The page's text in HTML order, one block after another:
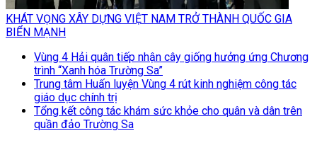
KHÁT VỌNG XÂY DỰNG VIỆT NAM TRỞ THÀNH QUỐC GIA
BIỂN MẠNH
Vùng 4 Hải quân tiếp nhận cây giống hưởng ứng Chương
trình “Xanh hóa Trường Sa”
Trung tâm Huấn luyện Vùng 4 rút kinh nghiệm công tác
giáo dục chính trị
Tổng kết công tác khám sức khỏe cho quân và dân trên
quần đảo Trường Sa